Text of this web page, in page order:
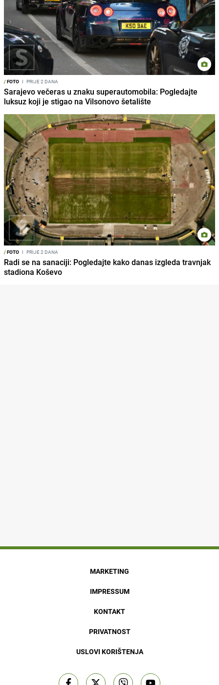
/FOTO I PRIJE 2 DANA
Sarajevo večeras u znaku superautomobila: Pogledajte
luksuz koji je stigao na Vilsonovo šetalište
/FOTO I PRIJE 2 DANA
Radi se na sanaciji: Pogledajte kako danas izgleda travnjak
stadiona Koševo
MARKETING
IMPRESSUM
KONTAKT
PRIVATNOST
USLOVI KORIŠTENJA